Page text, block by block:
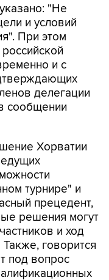
"Не
и условий
При этом
и с
делегации
сообщении
Хорватии
турнире" и
прецедент,
решения могут
и ход
говорится
под вопрос